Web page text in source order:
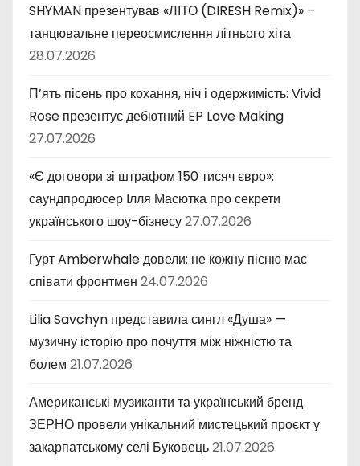
SHYMAN презентував «ЛІТО (DIRESH Remix)» –
танцювальне переосмислення літнього хіта
28.07.2026
П’ять пісень про кохання, ніч і одержимість: Vivid
Rose презентує дебютний EP Love Making
27.07.2026
«Є договори зі штрафом 150 тисяч євро»:
саундпродюсер Ілля Масютка про секрети
українського шоу-бізнесу27.07.2026
Гурт Amberwhale довели: не кожну пісню має
співати фронтмен 24.07.2026
Lilia Savchyn представила сингл «Душа» —
музичну історію про почуття між ніжністю та
болем 21.07.2026
Американські музиканти та український бренд
ЗЕРНО провели унікальний мистецький проєкт у
закарпатському селі Буковець21.07.2026